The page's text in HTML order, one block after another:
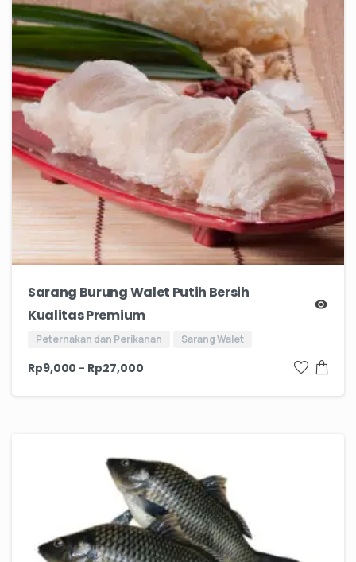
Sarang Burung Walet Putih Bersih
Kualitas Premium
Peternakan dan Perikanan Sarang Walet
Rp9,000 – Rp27,000